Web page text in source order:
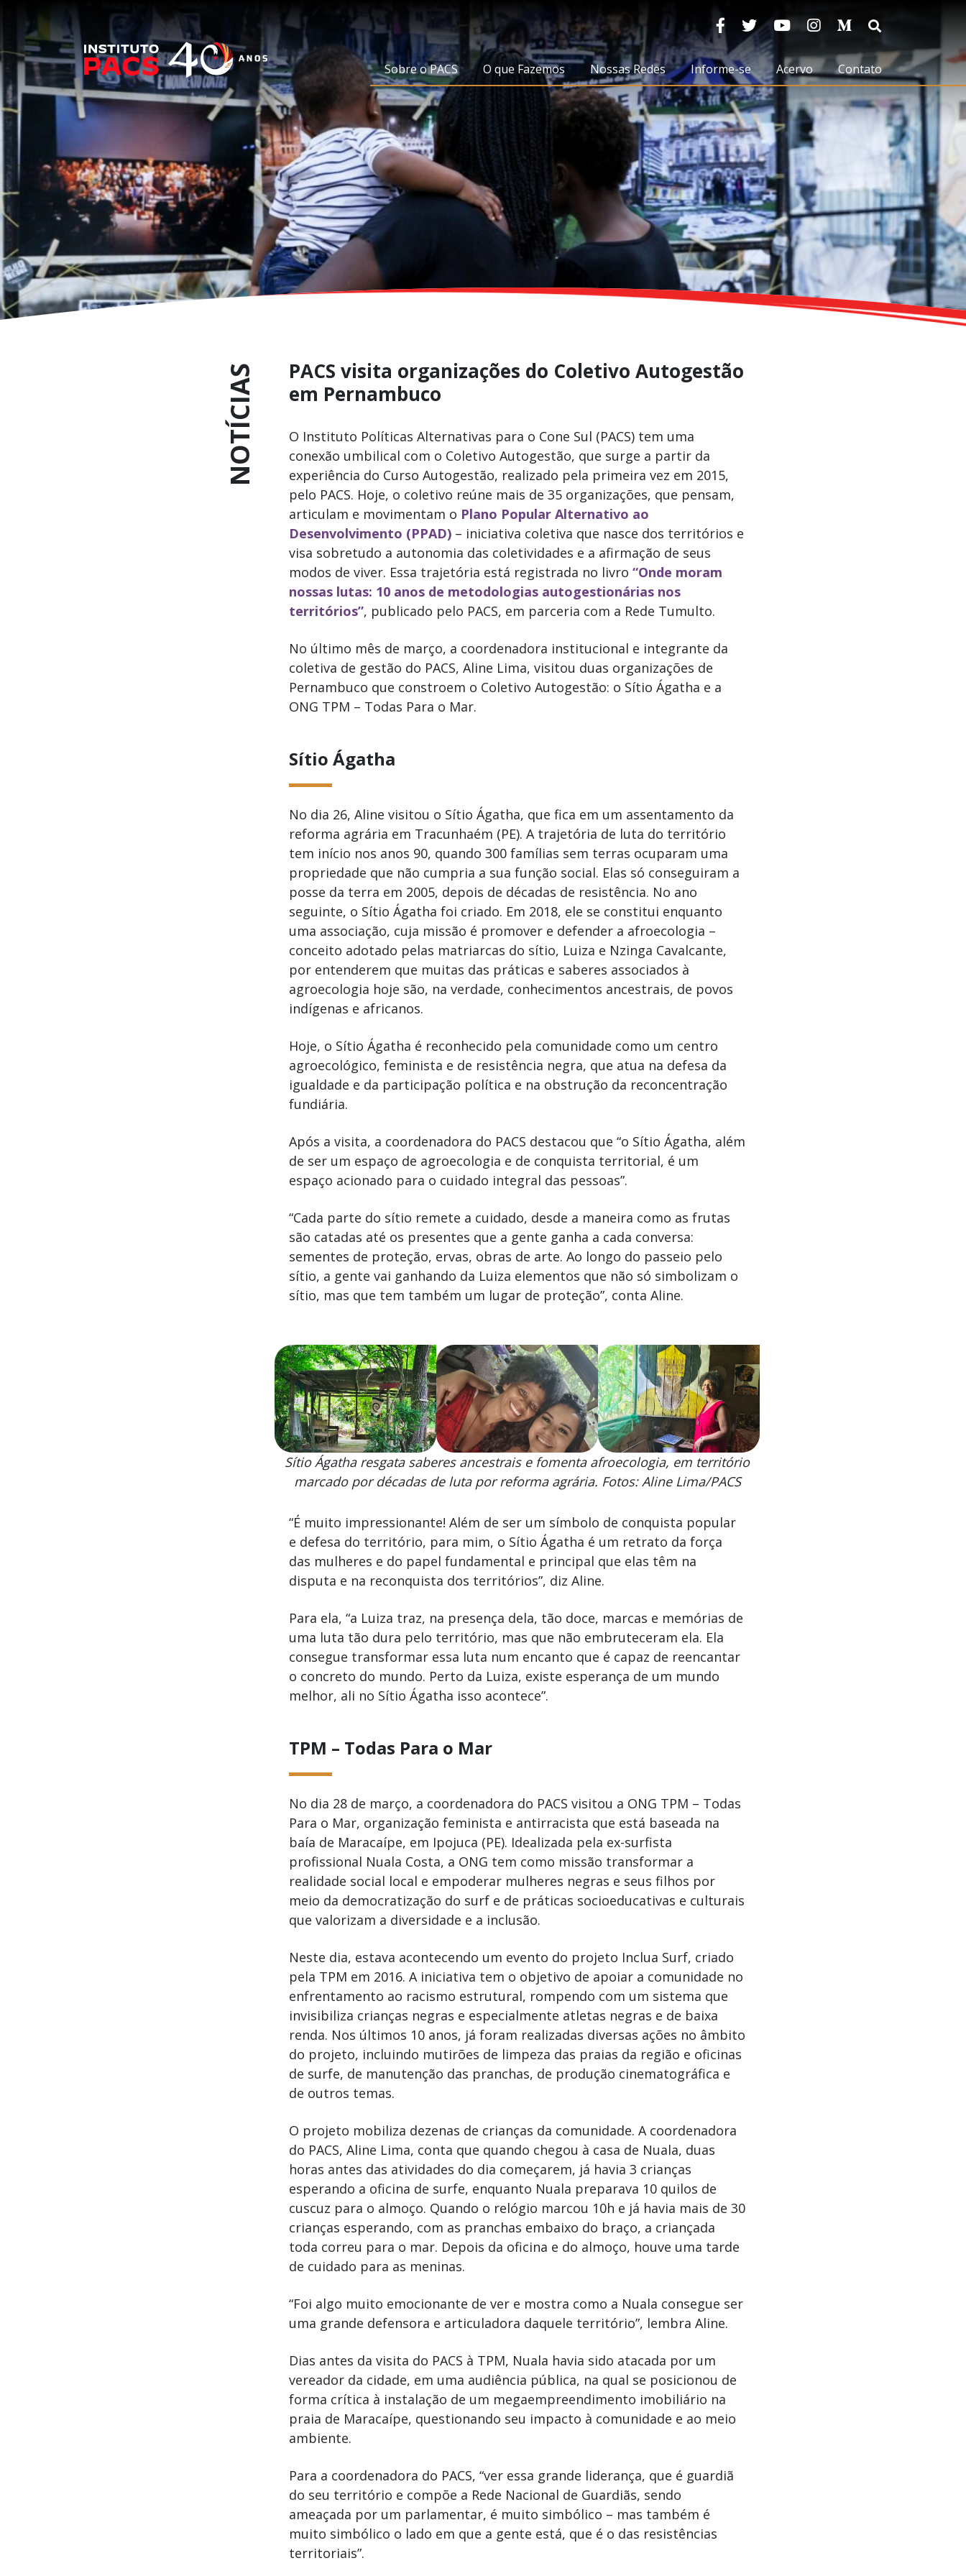
Sobre o PACS
Nossa História
Quem Somos
Práticas Político-
Pedagógicas
Transparência
Apoiadores
PACS 30 anos
O que Fazemos
Eixos de Trabalho
Áreas Temáticas
Nossas Redes
Informe-se
Notícias
Artigos
Publicações
Acervo
Biblioteca
Vídeos
Massa Crítica
Marcos Arruda
Contato
NOTÍCIAS
PACS visita organizações do Coletivo Autogestão
em Pernambuco
O Instituto Políticas Alternativas para o Cone Sul (PACS) tem uma
conexão umbilical com o Coletivo Autogestão, que surge a partir da
experiência do Curso Autogestão, realizado pela primeira vez em 2015,
pelo PACS. Hoje, o coletivo reúne mais de 35 organizações, que pensam,
articulam e movimentam o Plano Popular Alternativo ao
Desenvolvimento (PPAD) – iniciativa coletiva que nasce dos territórios e
visa sobretudo a autonomia das coletividades e a afirmação de seus
modos de viver. Essa trajetória está registrada no livro “Onde moram
nossas lutas: 10 anos de metodologias autogestionárias nos
territórios”, publicado pelo PACS, em parceria com a Rede Tumulto.
No último mês de março, a coordenadora institucional e integrante da
coletiva de gestão do PACS, Aline Lima, visitou duas organizações de
Pernambuco que constroem o Coletivo Autogestão: o Sítio Ágatha e a
ONG TPM – Todas Para o Mar.
Sítio Ágatha
No dia 26, Aline visitou o Sítio Ágatha, que fica em um assentamento da
reforma agrária em Tracunhaém (PE). A trajetória de luta do território
tem início nos anos 90, quando 300 famílias sem terras ocuparam uma
propriedade que não cumpria a sua função social. Elas só conseguiram a
posse da terra em 2005, depois de décadas de resistência. No ano
seguinte, o Sítio Ágatha foi criado. Em 2018, ele se constitui enquanto
uma associação, cuja missão é promover e defender a afroecologia –
conceito adotado pelas matriarcas do sítio, Luiza e Nzinga Cavalcante,
por entenderem que muitas das práticas e saberes associados à
agroecologia hoje são, na verdade, conhecimentos ancestrais, de povos
indígenas e africanos.
Hoje, o Sítio Ágatha é reconhecido pela comunidade como um centro
agroecológico, feminista e de resistência negra, que atua na defesa da
igualdade e da participação política e na obstrução da reconcentração
fundiária.
Após a visita, a coordenadora do PACS destacou que “o Sítio Ágatha, além
de ser um espaço de agroecologia e de conquista territorial, é um
espaço acionado para o cuidado integral das pessoas”.
“Cada parte do sítio remete a cuidado, desde a maneira como as frutas
são catadas até os presentes que a gente ganha a cada conversa:
sementes de proteção, ervas, obras de arte. Ao longo do passeio pelo
sítio, a gente vai ganhando da Luiza elementos que não só simbolizam o
sítio, mas que tem também um lugar de proteção”, conta Aline.
Sítio Ágatha resgata saberes ancestrais e fomenta afroecologia, em território
marcado por décadas de luta por reforma agrária. Fotos: Aline Lima/PACS
“É muito impressionante! Além de ser um símbolo de conquista popular
e defesa do território, para mim, o Sítio Ágatha é um retrato da força
das mulheres e do papel fundamental e principal que elas têm na
disputa e na reconquista dos territórios”, diz Aline.
Para ela, “a Luiza traz, na presença dela, tão doce, marcas e memórias de
uma luta tão dura pelo território, mas que não embruteceram ela. Ela
consegue transformar essa luta num encanto que é capaz de reencantar
o concreto do mundo. Perto da Luiza, existe esperança de um mundo
melhor, ali no Sítio Ágatha isso acontece”.
TPM – Todas Para o Mar
No dia 28 de março, a coordenadora do PACS visitou a ONG TPM – Todas
Para o Mar, organização feminista e antirracista que está baseada na
baía de Maracaípe, em Ipojuca (PE). Idealizada pela ex-surfista
profissional Nuala Costa, a ONG tem como missão transformar a
realidade social local e empoderar mulheres negras e seus filhos por
meio da democratização do surf e de práticas socioeducativas e culturais
que valorizam a diversidade e a inclusão.
Neste dia, estava acontecendo um evento do projeto Inclua Surf, criado
pela TPM em 2016. A iniciativa tem o objetivo de apoiar a comunidade no
enfrentamento ao racismo estrutural, rompendo com um sistema que
invisibiliza crianças negras e especialmente atletas negras e de baixa
renda. Nos últimos 10 anos, já foram realizadas diversas ações no âmbito
do projeto, incluindo mutirões de limpeza das praias da região e oficinas
de surfe, de manutenção das pranchas, de produção cinematográfica e
de outros temas.
O projeto mobiliza dezenas de crianças da comunidade. A coordenadora
do PACS, Aline Lima, conta que quando chegou à casa de Nuala, duas
horas antes das atividades do dia começarem, já havia 3 crianças
esperando a oficina de surfe, enquanto Nuala preparava 10 quilos de
cuscuz para o almoço. Quando o relógio marcou 10h e já havia mais de 30
crianças esperando, com as pranchas embaixo do braço, a criançada
toda correu para o mar. Depois da oficina e do almoço, houve uma tarde
de cuidado para as meninas.
“Foi algo muito emocionante de ver e mostra como a Nuala consegue ser
uma grande defensora e articuladora daquele território”, lembra Aline.
Dias antes da visita do PACS à TPM, Nuala havia sido atacada por um
vereador da cidade, em uma audiência pública, na qual se posicionou de
forma crítica à instalação de um megaempreendimento imobiliário na
praia de Maracaípe, questionando seu impacto à comunidade e ao meio
ambiente.
Para a coordenadora do PACS, “ver essa grande liderança, que é guardiã
do seu território e compõe a Rede Nacional de Guardiãs, sendo
ameaçada por um parlamentar, é muito simbólico – mas também é
muito simbólico o lado em que a gente está, que é o das resistências
territoriais”.